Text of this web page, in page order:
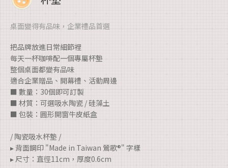
桌面變得有品味，企業禮品首選
把品牌放進日常細節裡
每天一杯咖啡配一個專屬杯墊
整個桌面都變有品味
適合企業贈品、開幕禮、活動周邊
■ 數量：30個即可訂製
■ 材質：可選吸水陶瓷 / 硅藻土
■ 包裝：圓形開窗牛皮紙盒
/ 陶瓷吸水杯墊 /
▸ 背面鋼印 "Made in Taiwan 鶯歌®" 字樣
▸ 尺寸：直徑11cm，厚度0.6cm